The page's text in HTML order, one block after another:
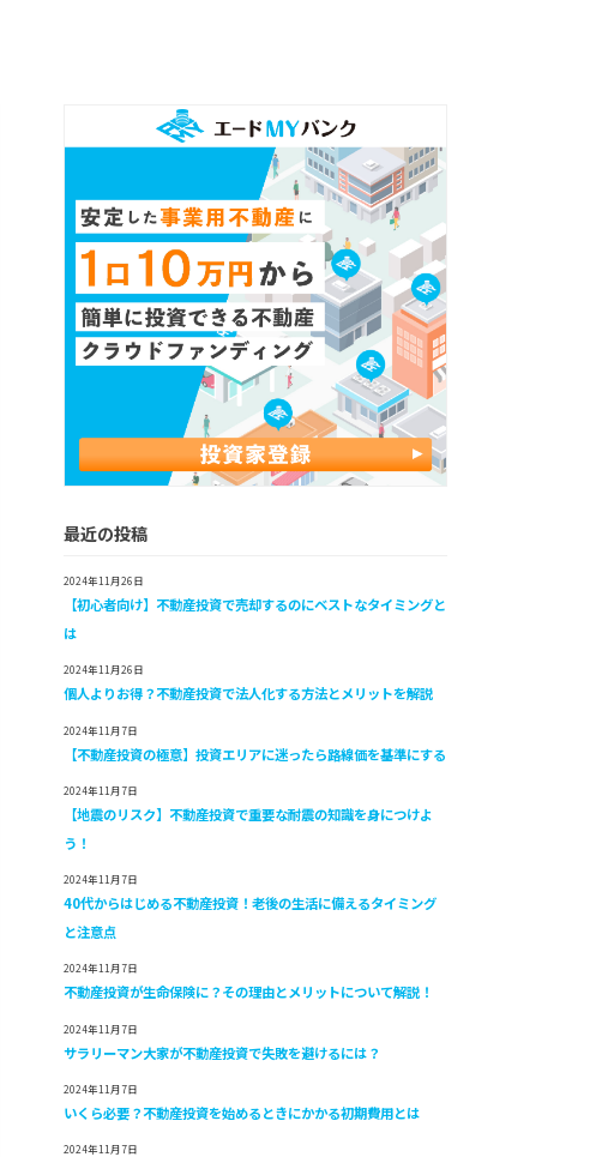
最近の投稿
2024年11月26日
【初心者向け】不動産投資で売却するのにベストなタイミングと
は
2024年11月26日
個人よりお得？不動産投資で法人化する方法とメリットを解説
2024年11月7日
【不動産投資の極意】投資エリアに迷ったら路線価を基準にする
2024年11月7日
【地震のリスク】不動産投資で重要な耐震の知識を身につけよ
う！
2024年11月7日
40代からはじめる不動産投資！老後の生活に備えるタイミング
と注意点
2024年11月7日
不動産投資が生命保険に？その理由とメリットについて解説！
2024年11月7日
サラリーマン大家が不動産投資で失敗を避けるには？
2024年11月7日
いくら必要？不動産投資を始めるときにかかる初期費用とは
2024年11月7日